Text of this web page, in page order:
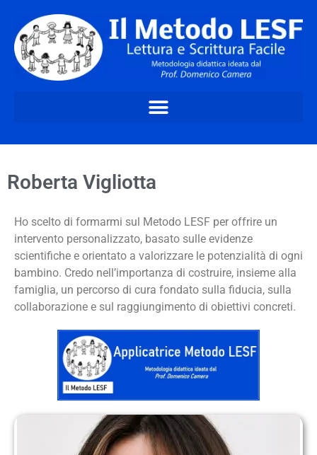
Roberta Vigliotta
Ho scelto di formarmi sul Metodo LESF per offrire un
intervento personalizzato, basato sulle evidenze
scientifiche e orientato a valorizzare le potenzialità di ogni
bambino. Credo nell’importanza di costruire, insieme alla
famiglia, un percorso di cura fondato sulla fiducia, sulla
collaborazione e sul raggiungimento di obiettivi concreti.